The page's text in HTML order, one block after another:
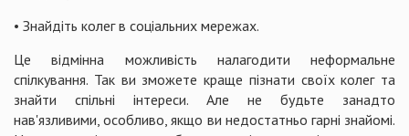
• Знайдіть колег в соціальних мережах.
Це відмінна можливість налагодити неформальне
спілкування. Так ви зможете краще пізнати своїх колег та
знайти спільні інтереси. Але не будьте занадто
нав'язливими, особливо, якщо ви недостатньо гарні знайомі.